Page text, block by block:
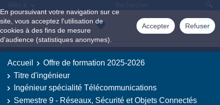
En poursuivant votre navigation sur ce
site, vous acceptez l'utilisation de
cookies à des fins de mesure
d'audience (statistiques anonymes).
Accepter Refuser
Aller à
Accueil
Offre de formation 2025-2026
Titre d'ingénieur
Ingénieur spécialité Télécommunications
Semestre 9 - Réseaux, Sécurité et Objets Connectés